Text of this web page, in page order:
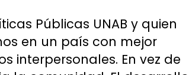
Públicas UNAB y quien
en un país con mejor
interpersonales. En vez de